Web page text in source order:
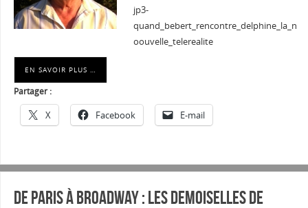
jp3-
quand_bebert_rencontre_delphine_la_n
oouvelle_telerealite
EN SAVOIR PLUS …
Partager :
X Facebook E-mail
De Paris à Broadway : Les Demoiselles de